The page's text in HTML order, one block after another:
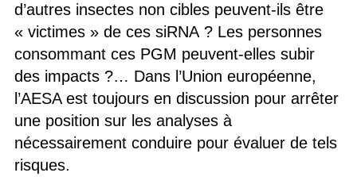
d’autres insectes non cibles peuvent-ils être
« victimes » de ces siRNA ? Les personnes
consommant ces PGM peuvent-elles subir
des impacts ?… Dans l’Union européenne,
l’AESA est toujours en discussion pour arrêter
une position sur les analyses à
nécessairement conduire pour évaluer de tels
risques.